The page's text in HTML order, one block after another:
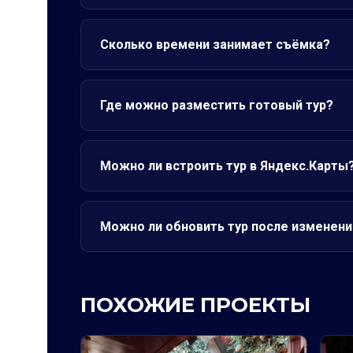
Сколько времени занимает съёмка?
Где можно разместить готовый тур?
Можно ли встроить тур в
Можно ли обновить тур после
ПОХОЖИЕ ПРОЕКТЫ